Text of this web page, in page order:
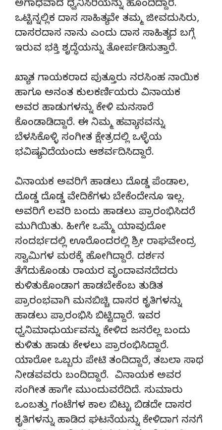
ಅಗಾಧವಾದ ಧ್ವನಿಸಿರಿಯನ್ನು ಹೊಂದಿದ್ದಾರೆ.
ಒಟ್ಟಿನ್ನಲ್ಲಿಕ ದಾಸ ಸಾಹಿತ್ಯವೇ ತಮ್ಮ ಜೀವದುಸಿರು,
ದಾಸರದಾಸ ನಾನು ಎಂದು ದಾಸ ಸಾಹಿತ್ಯದ ಬಗ್ಗೆ
ಇರುವ ಭಕ್ತಿ ಶೃದ್ಧೆಯನ್ನು ತೋರ್ಪಡಿಸುತ್ತಾರೆ.
ಖ್ಯಾತ ಗಾಯಕರಾದ ಪುತ್ತೂರು ನರಸಿಂಹ ನಾಯಿಕ
ಹಾಗೂ ಅನಂತ ಕುಲಕರ್ಣಿಯರು ವಿನಾಯಕ
ಅವರ ಹಾಡುಗಳನ್ನು ಕೇಳಿ ಮನಸಾರೆ
ಕೊಂಡಾಡಿದ್ದಾರೆ. ಈ ನಿಮ್ಮ ಹವ್ಯಾಸವನ್ನು
ಬೆಳಸಿಕೊಳ್ಳಿ ಸಂಗೀತ ಕ್ಷೇತ್ರದಲ್ಲಿ ಒಳ್ಳೆಯ
ಭವಿಷ್ಯವಿದೆಯಂದು ಆಶರ್ವದಿಸಿದ್ದಾರೆ.
ವಿನಾಯಕ ಅವರಿಗೆ ಹಾಡಲು ದೊಡ್ಡ ಪೆಂಡಾಲ,
ದೊಡ್ಡ ದೊಡ್ಡ ವೇದಿಕೆಗಳು ಬೇಕೆಂದೇನೂ ಇಲ್ಲ.
ಅವರಿಗೆ ಲವರಿ ಬಂದು ಹಾಡಲು ಪ್ರಾರಂಭಿಸಿದರೆ
ಮುಗಿಯಿತು. ಹೀಗೇ ಒಮ್ಮೆ ಯಾವುದೋ
ಸಂದರ್ಭದಲ್ಲಿ ಊರೊಂದರಲ್ಲಿ ಶ್ರೀ ರಾಘವೇಂದ್ರ
ಸ್ವಾಮಿಗಳ ಮಠಕ್ಕೆ ಹೋಗಿದ್ದಾರೆ. ದರ್ಶನ
ತೆಗೆದುಕೊಂಡು ರಾಯರ ವೃಂದಾವನದೆದರು
ಕುಳಿತುಕೊಂಡಾಗ ಹಾಡಬೇಕೆಂಬ ತುಡಿತ
ಪ್ರಾರಂಭವಾಗಿ ಮನಬಿಚ್ಚಿ ದಾಸರ ಕೃತಿಗಳನ್ನು
ಹಾಡಲು ಪ್ರಾರಂಭಿಸಿ ಬಿಟ್ಟಿದ್ದಾರೆ. ಇವರ
ಧ್ವನಿಮಾಧುರ್ಯವನ್ನು ಕೇಳಿದ ಜನರೆಲ್ಲ ಬಂದು
ಕುಳಿತು ಹಾಡು ಕೇಳಲು ಪ್ರಾರಂಭಿಸಿದ್ದಾರೆ.
ಯಾರೋ ಒಬ್ಬರು ಪೇಟಿ ತಂದಿದ್ದಾರೆ, ತಬಲಾ ಸಾಥ
ನೀಡವವರು ಬಂದಿದ್ದಾರೆ. ವಿನಾಯಕ ಅವರ
ಸಂಗೀತ ಹಾಗೇ ಮುಂದುವರೆದಿದೆ. ಸುಮಾರು
ಒಂಬತ್ತು ಗಂಟೆಗಳ ಕಾಲ ಬಿಟ್ಟು ಬಿಡದೇ ದಾಸರ
ಕೃತಿಗಳನ್ನು ಹಾಡಿದ ಘಟನೆಯನ್ನು ಕೇಳಿದಾಗ ನನಗೆ